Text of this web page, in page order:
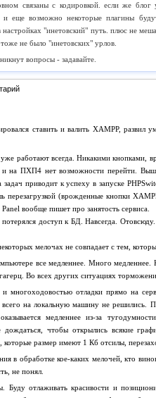
связаны с кодировкой. если же
еще возможно некоторые плагины
настройках "инетовский" путь. плюс не
не было "инетовских" урлов.
вопросы - задавайте.
ставить и валить ХАМРР, развил
работают всегда. Никакими
на ПХП4 нет возможности перейти.
приводит к успеху в запуске
перезагрузкой (врожденные кнопки
вообще пишет про занятость сервиса.
доступ к БД. Навсегда.
мелочах не совпадает с тем,
все медленнее. Много медленнее.
Во всех других ситуациях
многоходовостью отладки прямо на
на локальную машину не решились.
медленнее из-за
чтобы открылись всякие
которые размер имеют 1 Кб отсилы,
в обработке кое-каких мелочей, кто
не понял.
отлаживать красивости и